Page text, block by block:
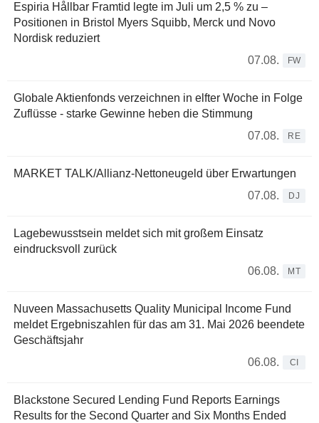
Espiria Hållbar Framtid legte im Juli um 2,5 % zu –
Positionen in Bristol Myers Squibb, Merck und Novo
Nordisk reduziert
07.08.
FW
Globale Aktienfonds verzeichnen in elfter Woche in Folge
Zuflüsse - starke Gewinne heben die Stimmung
07.08.
RE
MARKET TALK/Allianz-Nettoneugeld über Erwartungen
07.08.
DJ
Lagebewusstsein meldet sich mit großem Einsatz
eindrucksvoll zurück
06.08.
MT
Nuveen Massachusetts Quality Municipal Income Fund
meldet Ergebniszahlen für das am 31. Mai 2026 beendete
Geschäftsjahr
06.08.
CI
Blackstone Secured Lending Fund Reports Earnings
Results for the Second Quarter and Six Months Ended